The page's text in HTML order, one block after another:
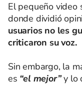
El pequeño video
donde dividió
usuarios no les
criticaron su voz.
Sin embargo, la
es “el mejor”y lo